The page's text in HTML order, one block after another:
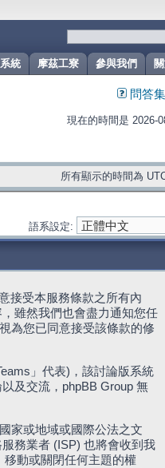
參與我們
摩茲工寮
統
問答集
現在的時間是 2026-
所有顯示的時間為
語系設定:
接受本服務條款之所有內
雖然我們也會盡力通知您任
為您已同意接受該條款的修
」代表)，該討論版系統
及交流，phpBB Group 無
家或地域或國際公法之文
務業者 (ISP) 也將會收到我
動或關閉任何主題的權